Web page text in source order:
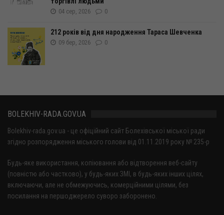
04 сер, 2026 0
212 років від дня народження Тараса Шевченка
09 бер, 2026 0
BOLEKHIV-RADA.GOV.UA
Bolekhiv-rada.gov.ua - це офіційний сайт Болехівської міської ради
згідно розпорядження міського голови від 01.11.2019 року № 235-р
Будь-яке використання, копіювання або відтворення веб-сайту
(повністю або частково), у будь-яких ЗМІ, в будь-яких інших цілях,
включаючи, але не обмежуючись, комерційними цілями, без
посилання на першоджерело суворо заборонено.